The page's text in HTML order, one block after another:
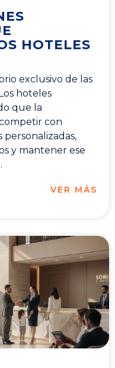
HOTELES
exclusivo de las
hoteles
que la
con
y mantener ese
VER MÁS